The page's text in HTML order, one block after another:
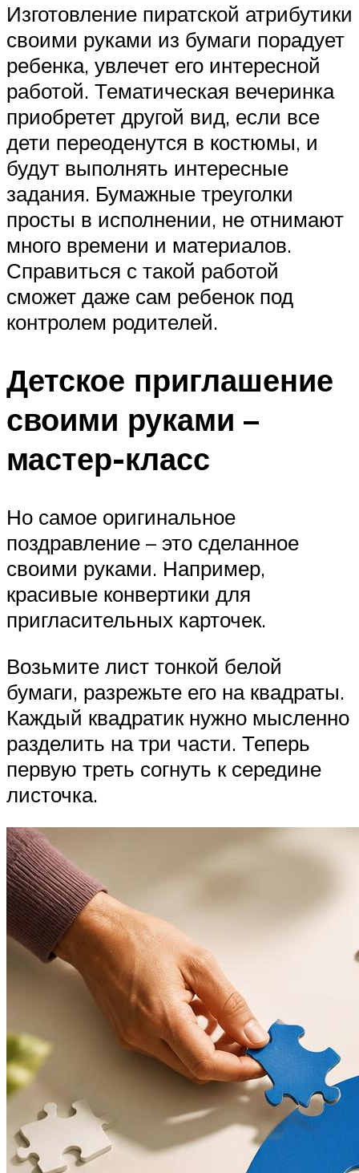
Изготовление пиратской атрибутики
своими руками из бумаги порадует
ребенка, увлечет его интересной
работой. Тематическая вечеринка
приобретет другой вид, если все
дети переоденутся в костюмы, и
будут выполнять интересные
задания. Бумажные треуголки
просты в исполнении, не отнимают
много времени и материалов.
Справиться с такой работой
сможет даже сам ребенок под
контролем родителей.
Детское приглашение
своими руками –
мастер-класс
Но самое оригинальное
поздравление – это сделанное
своими руками. Например,
красивые конвертики для
пригласительных карточек.
Возьмите лист тонкой белой
бумаги, разрежьте его на квадраты.
Каждый квадратик нужно мысленно
разделить на три части. Теперь
первую треть согнуть к середине
листочка.